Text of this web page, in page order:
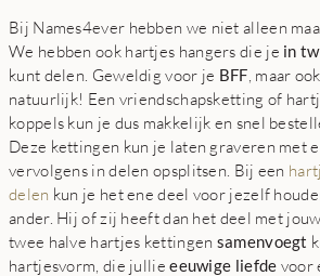
Bij Names4ever hebben we niet alleen
We hebben ook hartjes hangers die je in
kunt delen. Geweldig voor je BFF , maar
natuurlijk! Een vriendschapsketting of
koppels kun je dus makkelijk en snel
Deze kettingen kun je laten graveren met
vervolgens in delen opsplitsen. Bij een
delen kun je het ene deel voor jezelf
ander. Hij of zij heeft dan het deel met
twee halve hartjes kettingen samenvoegt
hartjesvorm, die jullieeeuwige liefde voor